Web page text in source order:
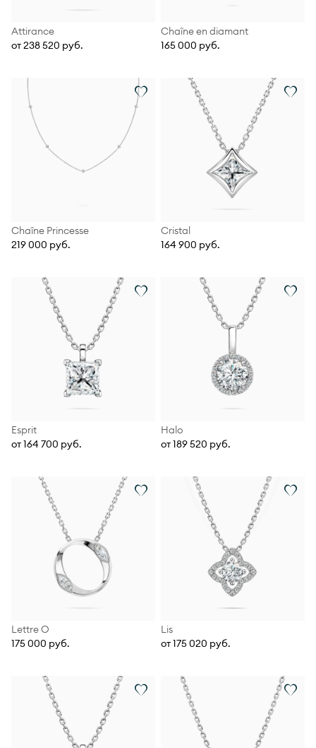
Attirance
от 238 520 руб.
Chaîne en diamant
165 000 руб.
Chaîne Princesse
219 000 руб.
Cristal
164 900 руб.
Esprit
от 164 700 руб.
Halo
от 189 520 руб.
Lettre О
175 000 руб.
Lis
от 175 020 руб.